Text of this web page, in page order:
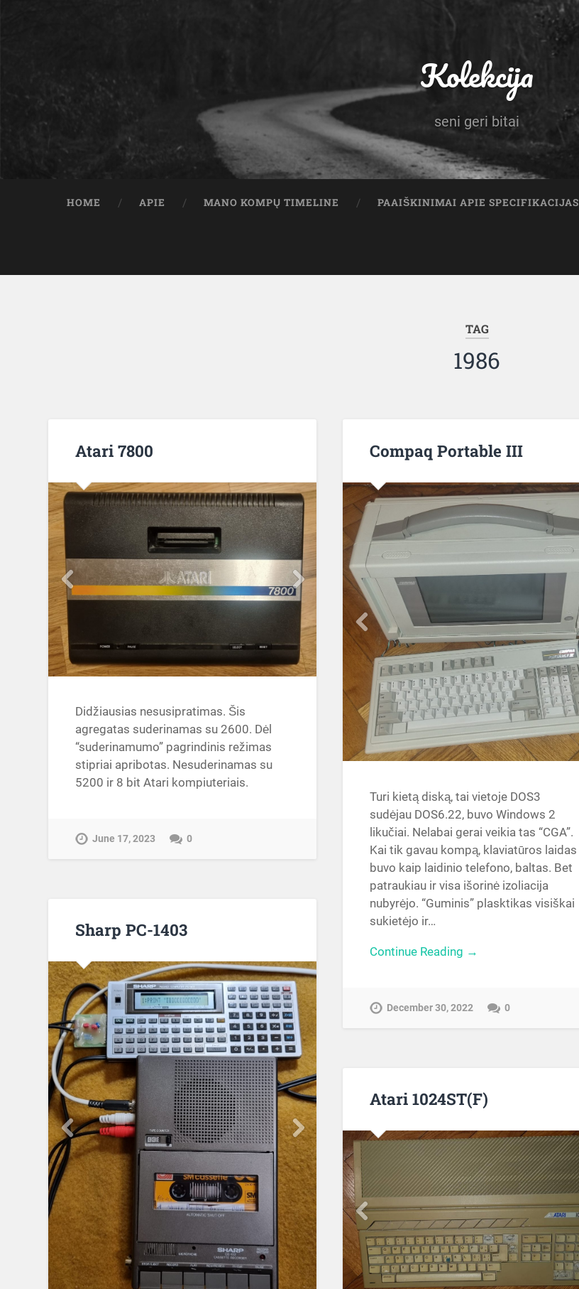
Kolekcija
seni geri bitai
HOME APIE MANO KOMPŲ TIMELINE PAAIŠKINIMAI APIE SPECIFIKACIJAS
TAG
1986
Atari 7800
Didžiausias nesusipratimas. Šis
agregatas suderinamas su 2600. Dėl
“suderinamumo” pagrindinis režimas
stipriai apribotas. Nesuderinamas su
5200 ir 8 bit Atari kompiuteriais.
June 17, 2023 0
Compaq Portable III
Turi kietą diską, tai vietoje DOS3
sudėjau DOS6.22, buvo Windows 2
likučiai. Nelabai gerai veikia tas “CGA”.
Kai tik gavau kompą, klaviatūros laidas
buvo kaip laidinio telefono, baltas. Bet
patraukiau ir visa išorinė izoliacija
nubyrėjo. “Guminis” plasktikas visiškai
sukietėjo ir…
Continue Reading →
December 30, 2022 0
Sharp PC-1403
Atari 1024ST(F)